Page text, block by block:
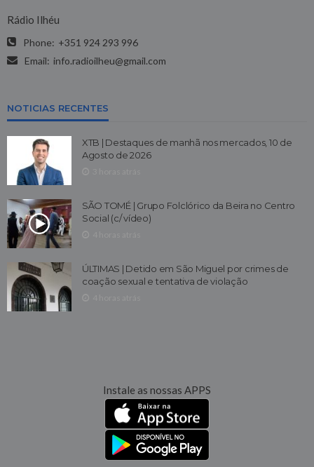
Rádio Ilhéu
Phone: +351 924 293 996
Email: info.radioilheu@gmail.com
NOTICIAS RECENTES
XTB | Destaques de manhã nos mercados, 10 de
Agosto de 2026
SÃO TOMÉ | Grupo Folclórico da Beira no Centro
Social (c/ vídeo)
ÚLTIMAS | Detido em São Miguel por crimes de
coação sexual e tentativa de violação
Instale as nossas APPS